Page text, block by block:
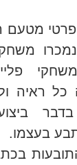
מטעם
כל ראיה
בעצמו.